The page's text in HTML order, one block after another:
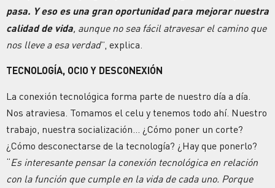
pasa. Y eso es una gran oportunidad para mejorar nuestra
calidad de vida, aunque no sea fácil atravesar el camino que
nos lleve a esa verdad”, explica.
TECNOLOGÍA, OCIO Y DESCONEXIÓN
La conexión tecnológica forma parte de nuestro día a día.
Nos atraviesa. Tomamos el celu y tenemos todo ahí. Nuestro
trabajo, nuestra socialización… ¿Cómo poner un corte?
¿Cómo desconectarse de la tecnología? ¿Hay que ponerlo?
“Es interesante pensar la conexión tecnológica en relación
con la función que cumple en la vida de cada uno. Porque